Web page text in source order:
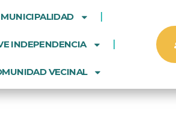
MUNICIPALIDAD
INDEPENDENCIA
VECINAL